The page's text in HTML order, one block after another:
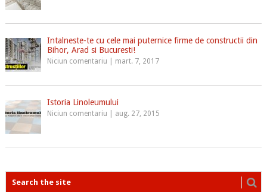
Intalneste-te cu cele mai puternice firme de constructii din
Bihor, Arad si Bucuresti!
Niciun comentariu mart. 7, 2017
Istoria Linoleumului
Niciun comentariu aug. 27, 2015